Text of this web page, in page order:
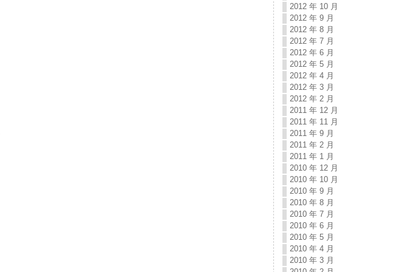
2012 年 10 月
2012 年 9 月
2012 年 8 月
2012 年 7 月
2012 年 6 月
2012 年 5 月
2012 年 4 月
2012 年 3 月
2012 年 2 月
2011 年 12 月
2011 年 11 月
2011 年 9 月
2011 年 2 月
2011 年 1 月
2010 年 12 月
2010 年 10 月
2010 年 9 月
2010 年 8 月
2010 年 7 月
2010 年 6 月
2010 年 5 月
2010 年 4 月
2010 年 3 月